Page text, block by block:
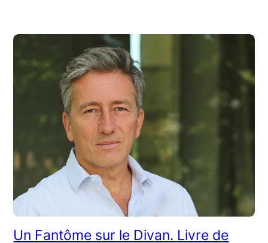
Un Fantôme sur le Divan. Livre de